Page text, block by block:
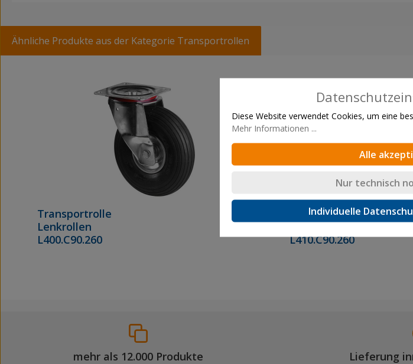
Ähnliche Produkte aus der Kategorie Transportrollen
Transportrolle
Lenkrollen
L400.C90.260
Transportrolle
Bockrollen
L410.C90.260
mehr als 12.000 Produkte Lieferung
Diese Website verwendet Cookies, um eine
Mehr Informationen ...
Alle
Nur technisch
Individuelle